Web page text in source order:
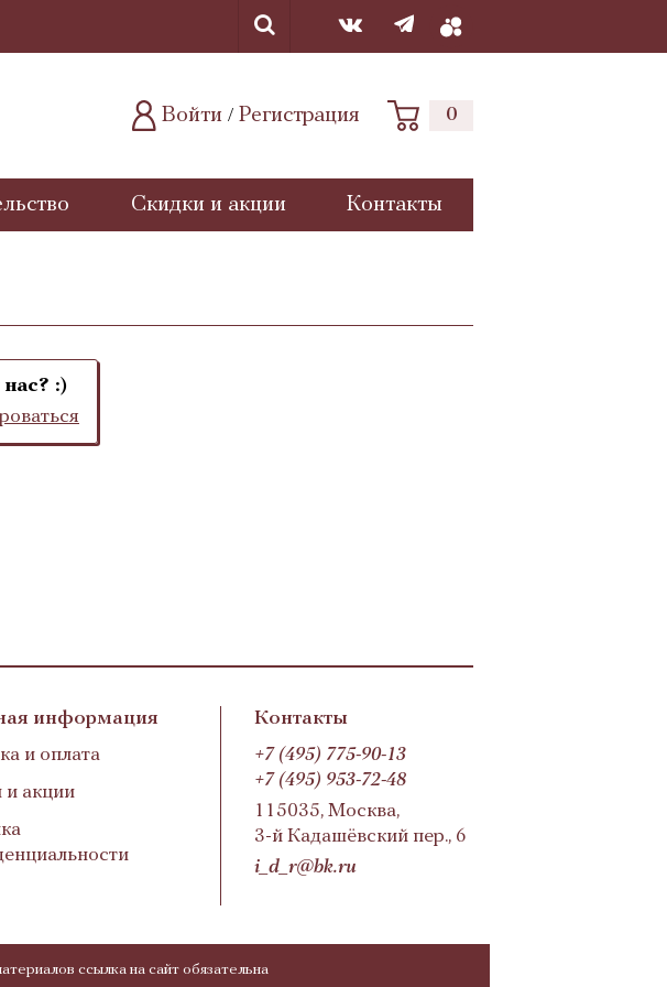
Войти / Регистрация 0
Скидки и акции Контакты
:)
информация
и оплата
и акции
Контакты
+7 (495) 775-90-13
+7 (495) 953-72-48
115035, Москва,
3-й Кадашёвский пер., 6
i_d_r@bk.ru
ссылка на сайт обязательна